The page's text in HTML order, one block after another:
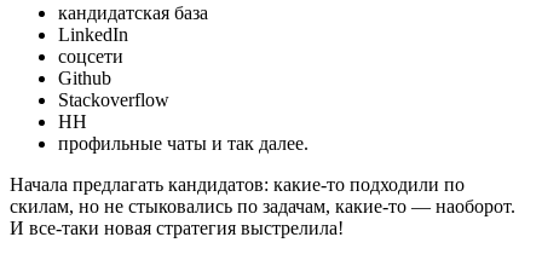
кандидатская база
LinkedIn
соцсети
Github
Stackoverflow
HH
профильные чаты и так далее.
Начала предлагать кандидатов: какие-то подходили по
скилам, но не стыковались по задачам, какие-то — наоборот.
И все-таки новая стратегия выстрелила!